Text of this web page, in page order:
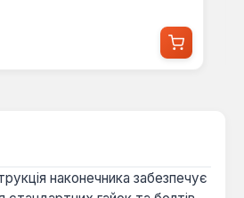
наконечника забезпечує